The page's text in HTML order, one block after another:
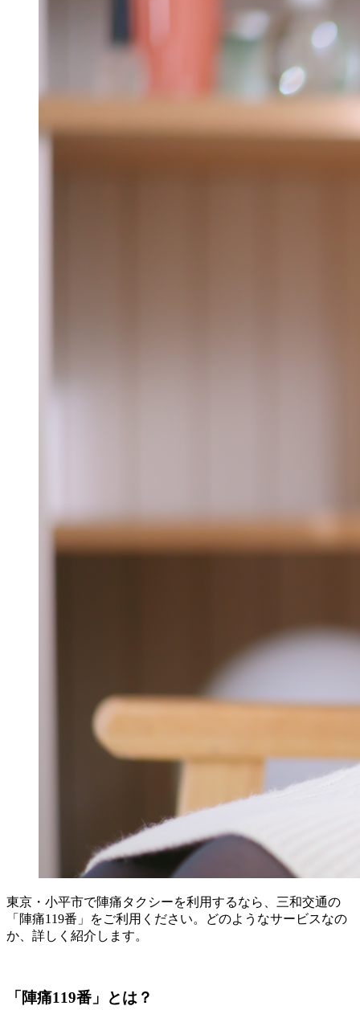
東京・小平市で陣痛タクシーを利用するなら、三和交通の
「陣痛119番」をご利用ください。どのようなサービスなの
か、詳しく紹介します。
「陣痛119番」とは？